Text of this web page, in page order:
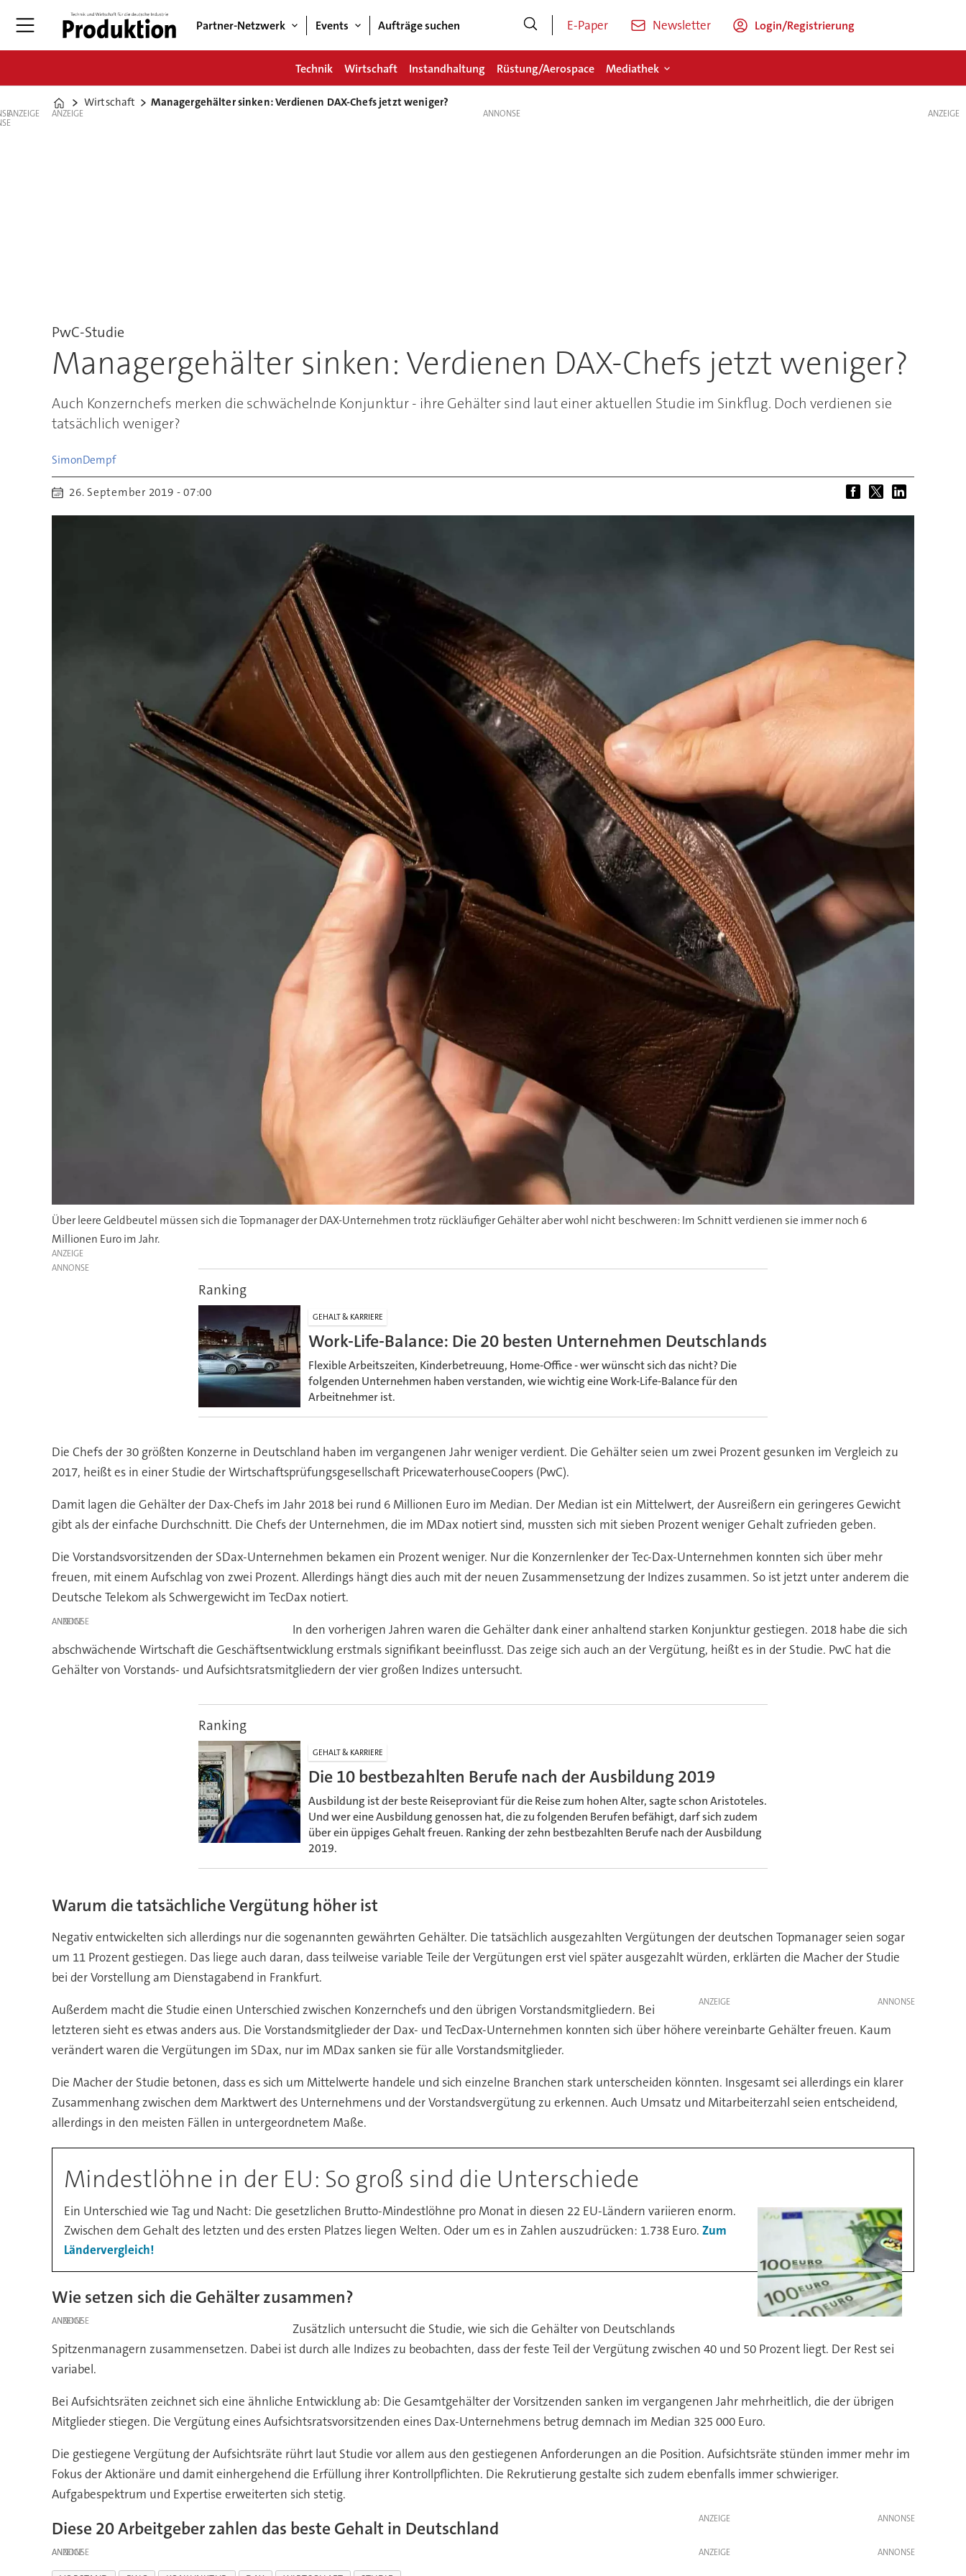
Partner-Netzwerk Events Aufträge suchen E-Paper Newsletter Login/Registrierung
Technik Wirtschaft Instandhaltung Rüstung/Aerospace Mediathek
Home
Wirtschaft Managergehälter sinken: Verdienen DAX-Chefs jetzt weniger?
ANZEIGE ANZEIGE
PwC-Studie
Managergehälter sinken: Verdienen DAX-Chefs jetzt weniger?
Auch Konzernchefs merken die schwächelnde Konjunktur - ihre Gehälter sind laut einer aktuellen Studie im Sinkflug. Doch verdienen sie
tatsächlich weniger?
SimonDempf
26. September 2019 - 07:00
Über leere Geldbeutel müssen sich die Topmanager der DAX-Unternehmen trotz rückläufiger Gehälter aber wohl nicht beschweren: Im Schnitt verdienen sie immer noch 6
Millionen Euro im Jahr.
ANZEIGE
Ranking
GEHALT & KARRIERE
Work-Life-Balance: Die 20 besten Unternehmen Deutschlands
Flexible Arbeitszeiten, Kinderbetreuung, Home-Office - wer wünscht sich das nicht? Die
folgenden Unternehmen haben verstanden, wie wichtig eine Work-Life-Balance für den
Arbeitnehmer ist.
Die Chefs der 30 größten Konzerne in Deutschland haben im vergangenen Jahr weniger verdient. Die Gehälter seien um zwei Prozent gesunken im Vergleich zu
2017, heißt es in einer Studie der Wirtschaftsprüfungsgesellschaft PricewaterhouseCoopers (PwC).
Damit lagen die Gehälter der Dax-Chefs im Jahr 2018 bei rund 6 Millionen Euro im Median. Der Median ist ein Mittelwert, der Ausreißern ein geringeres Gewicht
gibt als der einfache Durchschnitt. Die Chefs der Unternehmen, die im MDax notiert sind, mussten sich mit sieben Prozent weniger Gehalt zufrieden geben.
Die Vorstandsvorsitzenden der SDax-Unternehmen bekamen ein Prozent weniger. Nur die Konzernlenker der Tec-Dax-Unternehmen konnten sich über mehr
freuen, mit einem Aufschlag von zwei Prozent. Allerdings hängt dies auch mit der neuen Zusammensetzung der Indizes zusammen. So ist jetzt unter anderem die
Deutsche Telekom als Schwergewicht im TecDax notiert.
ANZEIGE
In den vorherigen Jahren waren die Gehälter dank einer anhaltend starken Konjunktur gestiegen. 2018 habe die sich
abschwächende Wirtschaft die Geschäftsentwicklung erstmals signifikant beeinflusst. Das zeige sich auch an der Vergütung, heißt es in der Studie. PwC hat die
Gehälter von Vorstands- und Aufsichtsratsmitgliedern der vier großen Indizes untersucht.
Ranking
GEHALT & KARRIERE
Die 10 bestbezahlten Berufe nach der Ausbildung 2019
Ausbildung ist der beste Reiseproviant für die Reise zum hohen Alter, sagte schon Aristoteles.
Und wer eine Ausbildung genossen hat, die zu folgenden Berufen befähigt, darf sich zudem
über ein üppiges Gehalt freuen. Ranking der zehn bestbezahlten Berufe nach der Ausbildung
2019.
Warum die tatsächliche Vergütung höher ist
Negativ entwickelten sich allerdings nur die sogenannten gewährten Gehälter. Die tatsächlich ausgezahlten Vergütungen der deutschen Topmanager seien sogar
um 11 Prozent gestiegen. Das liege auch daran, dass teilweise variable Teile der Vergütungen erst viel später ausgezahlt würden, erklärten die Macher der Studie
bei der Vorstellung am Dienstagabend in Frankfurt.
ANZEIGE
Außerdem macht die Studie einen Unterschied zwischen Konzernchefs und den übrigen Vorstandsmitgliedern. Bei
letzteren sieht es etwas anders aus. Die Vorstandsmitglieder der Dax- und TecDax-Unternehmen konnten sich über höhere vereinbarte Gehälter freuen. Kaum
verändert waren die Vergütungen im SDax, nur im MDax sanken sie für alle Vorstandsmitglieder.
Die Macher der Studie betonen, dass es sich um Mittelwerte handele und sich einzelne Branchen stark unterscheiden könnten. Insgesamt sei allerdings ein klarer
Zusammenhang zwischen dem Marktwert des Unternehmens und der Vorstandsvergütung zu erkennen. Auch Umsatz und Mitarbeiterzahl seien entscheidend,
allerdings in den meisten Fällen in untergeordnetem Maße.
Mindestlöhne in der EU: So groß sind die Unterschiede
Ein Unterschied wie Tag und Nacht: Die gesetzlichen Brutto-Mindestlöhne pro Monat in diesen 22 EU-Ländern variieren enorm.
Zwischen dem Gehalt des letzten und des ersten Platzes liegen Welten. Oder um es in Zahlen auszudrücken: 1.738 Euro. Zum
Ländervergleich!
Wie setzen sich die Gehälter zusammen?
ANZEIGE
Zusätzlich untersucht die Studie, wie sich die Gehälter von Deutschlands
Spitzenmanagern zusammensetzen. Dabei ist durch alle Indizes zu beobachten, dass der feste Teil der Vergütung zwischen 40 und 50 Prozent liegt. Der Rest sei
variabel.
Bei Aufsichtsräten zeichnet sich eine ähnliche Entwicklung ab: Die Gesamtgehälter der Vorsitzenden sanken im vergangenen Jahr mehrheitlich, die der übrigen
Mitglieder stiegen. Die Vergütung eines Aufsichtsratsvorsitzenden eines Dax-Unternehmens betrug demnach im Median 325 000 Euro.
Die gestiegene Vergütung der Aufsichtsräte rührt laut Studie vor allem aus den gestiegenen Anforderungen an die Position. Aufsichtsräte stünden immer mehr im
Fokus der Aktionäre und damit einhergehend die Erfüllung ihrer Kontrollpflichten. Die Rekrutierung gestalte sich zudem ebenfalls immer schwieriger.
Aufgabespektrum und Expertise erweiterten sich stetig.
ANZEIGE
Diese 20 Arbeitgeber zahlen das beste Gehalt in Deutschland
ANZEIGE ANZEIGE
ANZEIGE